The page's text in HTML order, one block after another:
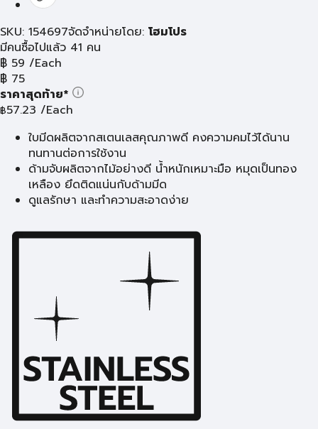
SKU: 154697จัดจำหน่ายโดย: โฮมโปร
มีคนซื้อไปแล้ว 41 คน
฿ 59 /Each
฿ 75
ราคาสุดท้าย*
฿57.23 /Each
ใบมีดผลิตจากสเตนเลสคุณภาพดี คงความคมไว้ได้นาน
ทนทานต่อการใช้งาน
ด้ามจับผลิตจากไม้อย่างดี น้ำหนักเหมาะมือ หมุดเป็นทอง
เหลือง ยึดติดแน่นกับด้ามมีด
ดูแลรักษา และทำความสะอาดง่าย